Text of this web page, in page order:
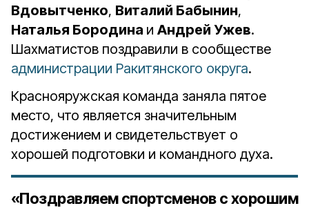
Вдовытченко, Виталий Бабынин,
Наталья Бородина и Андрей Ужев.
Шахматистов поздравили в сообществе
администрации Ракитянского округа.
Краснояружская команда заняла пятое
место, что является значительным
достижением и свидетельствует о
хорошей подготовки и командного духа.
«Поздравляем спортсменов с хорошим